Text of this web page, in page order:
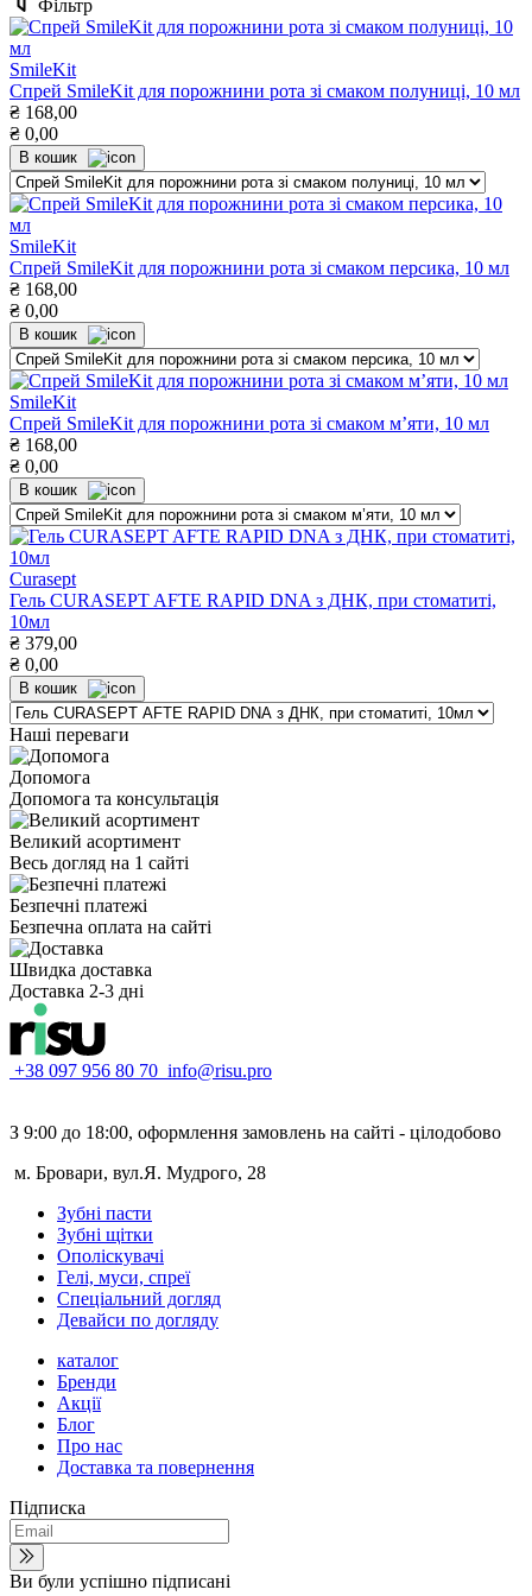
Фільтр
SmileKit
Спрей SmileKit для порожнини рота зі смаком полуниці, 10 мл
₴ 168,00
₴ 0,00
В кошик
SmileKit
Спрей SmileKit для порожнини рота зі смаком персика, 10 мл
₴ 168,00
₴ 0,00
В кошик
SmileKit
Спрей SmileKit для порожнини рота зі смаком м’яти, 10 мл
₴ 168,00
₴ 0,00
В кошик
Curasept
Гель CURASEPT AFTE RAPID DNA з ДНК, при стоматиті,
10мл
₴ 379,00
₴ 0,00
В кошик
Наші переваги
Допомога
Допомога та консультація
Великий асортимент
Весь догляд на 1 сайті
Безпечні платежі
Безпечна оплата на сайті
Швидка доставка
Доставка 2-3 дні
+38 097 956 80 70 info@risu.pro
З 9:00 до 18:00, оформлення замовлень на сайті - цілодобово
м. Бровари, вул.Я. Мудрого, 28
Зубні пасти
Зубні щітки
Ополіскувачі
Гелі, муси, спреї
Спеціальний догляд
Девайси по догляду
каталог
Бренди
Акції
Блог
Про нас
Доставка та повернення
Підписка
Ви були успішно підписані